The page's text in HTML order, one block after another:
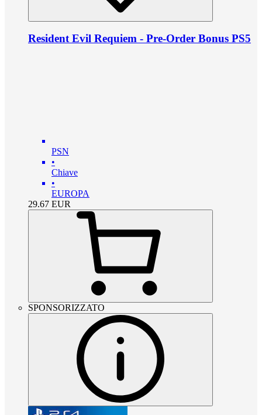
Resident Evil Requiem - Pre-Order Bonus PS5
PSN
•
Chiave
•
EUROPA
29.67 EUR
SPONSORIZZATO